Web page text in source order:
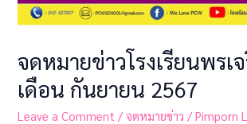
จดหมายข่าวโรงเรียนพรเ
เดือน กันยายน 2567
Leave a Comment / จดหมายข่าว /Pimporn